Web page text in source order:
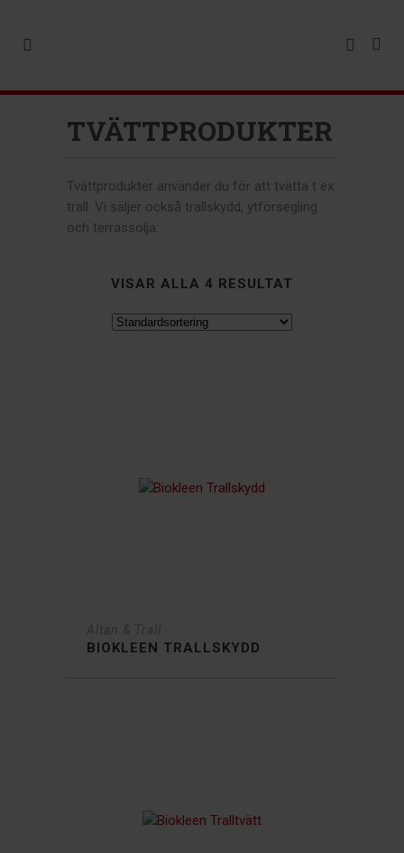
TVÄTTPRODUKTER
Tvättprodukter använder du för att tvätta t ex
trall. Vi säljer också trallskydd, ytförsegling
och terrassolja.
VISAR ALLA 4 RESULTAT
BIOKLEEN TRALLSKYDD